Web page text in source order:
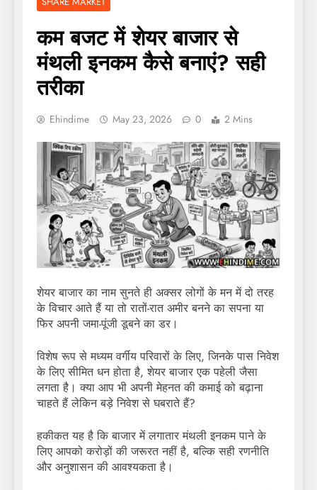
कम बजट में शेयर बाजार से
मंथली इनकम कैसे बनाएं? सही
तरीका
Ehindime May 23, 2026 0 2 Mins
शेयर बाजार का नाम सुनते ही अक्सर लोगों के मन में दो तरह
के विचार आते हैं या तो रातों-रात अमीर बनने का सपना या
फिर अपनी जमा-पूंजी डूबने का डर।
विशेष रूप से मध्यम वर्गीय परिवारों के लिए, जिनके पास निवेश
के लिए सीमित धन होता है, शेयर बाजार एक पहेली जैसा
लगता है। क्या आप भी अपनी मेहनत की कमाई को बढ़ाना
चाहते हैं लेकिन बड़े निवेश से घबराते हैं?
हकीकत यह है कि बाजार में लगातार मंथली इनकम पाने के
लिए आपको करोड़ों की जरूरत नहीं है, बल्कि सही रणनीति
और अनुशासन की आवश्यकता है।